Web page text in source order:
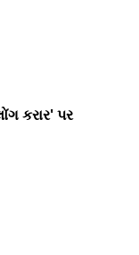
કરાર' પર